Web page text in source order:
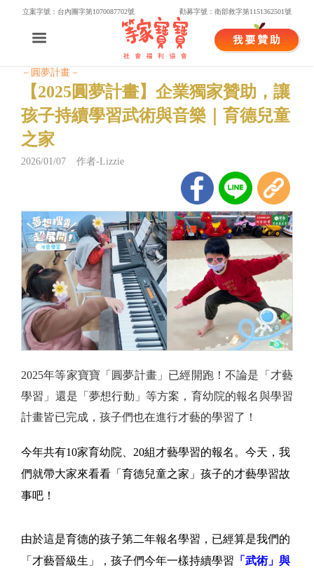
立案字號：台內團字第1070087702號 勸募字號：衛部救字第1151362501號
－圓夢計畫－
【2025圓夢計畫】企業獨家贊助，讓
孩子持續學習武術與音樂｜育德兒童
之家
2026/01/07 作者-Lizzie
2025年等家寶寶「圓夢計畫」已經開跑！不論是「才藝
學習」還是「夢想行動」等方案，育幼院的報名與學習
計畫皆已完成，孩子們也在進行才藝的學習了！
今年共有10家育幼院、20組才藝學習的報名。今天，我
們就帶大家來看看「育德兒童之家」孩子的才藝學習故
事吧！
由於這是育德的孩子第二年報名學習，已經算是我們的
「才藝晉級生」，孩子們今年一樣持續學習 「武術」與